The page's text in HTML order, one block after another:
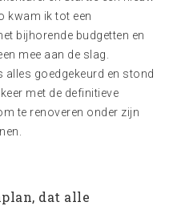
kwam ik tot een
bijhorende budgetten en
mee aan de slag.
alles goedgekeurd en stond
met de definitieve
te renoveren onder zijn
dat alle